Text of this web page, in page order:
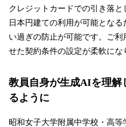
クレジットカードでの引き落
日本円建ての利用が可能とな
い過ぎの防止が可能です。ご
せた契約条件の設定が柔軟にな
教員自身が生成AIを理解
るように
昭和女子大学附属中学校・高